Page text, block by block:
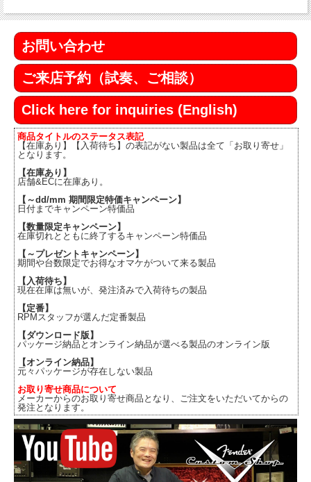
お問い合わせ
ご来店予約（試奏、ご相談）
Click here for inquiries (English)
商品タイトルのステータス表記
【在庫あり】【入荷待ち】の表記がない製品は全て「お取り寄せ」
となります。
【在庫あり】
店舗&ECに在庫あり。
【～dd/mm 期間限定特価キャンペーン】
日付までキャンペーン特価品
【数量限定キャンペーン】
在庫切れとともに終了するキャンペーン特価品
【～プレゼントキャンペーン】
期間や台数限定でお得なオマケがついて来る製品
【入荷待ち】
現在在庫は無いが、発注済みで入荷待ちの製品
【定番】
RPMスタッフが選んだ定番製品
【ダウンロード版】
パッケージ納品とオンライン納品が選べる製品のオンライン版
【オンライン納品】
元々パッケージが存在しない製品
お取り寄せ商品について
メーカーからのお取り寄せ商品となり、ご注文をいただいてからの
発注となります。